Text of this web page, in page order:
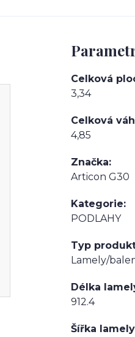
Celková
3,34
Celková
4,85
Značka
Articon G30
Kategorie
PODLAHY
Typ
Lamely/
Délka
912.4
Šířka